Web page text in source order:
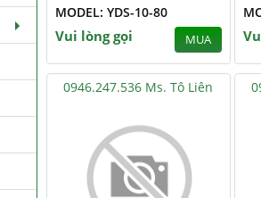
MODEL: YDS-10-80
Vui lòng gọi MUA
0946.247.536 Ms. Tô Liên